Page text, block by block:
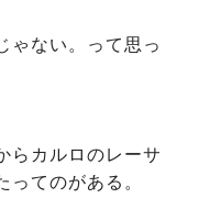
ゃない。って思っ
らカルロのレーサ
ってのがある。